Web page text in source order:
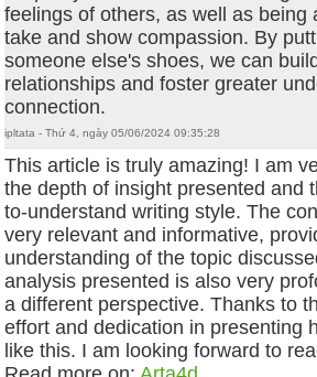
feelings of others, as well as being
take and show compassion. By
someone else's shoes, we can
relationships and foster greater
connection.
ipltata - Thứ 4, ngày 05/06/2024 09:35:28
This article is truly amazing! I am
the depth of insight presented and
to-understand writing style. The
very relevant and informative,
understanding of the topic
analysis presented is also very
a different perspective. Thanks to
effort and dedication in presenting
like this. I am looking forward to